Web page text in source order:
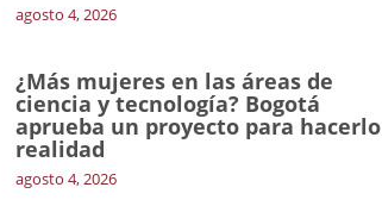
agosto 4, 2026
¿Más mujeres en las áreas de
ciencia y tecnología? Bogotá
aprueba un proyecto para hacerlo
realidad
agosto 4, 2026